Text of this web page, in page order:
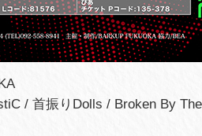
/ 首振りDolls / Broken By